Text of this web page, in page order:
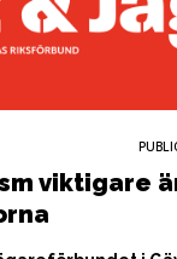
viktigare